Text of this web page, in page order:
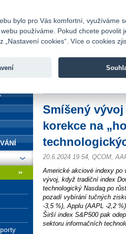
Fio
Smíšený vývoj
korekce na
20.6.2024 19:54, QCOM,
Americké akciové indexy
vývoj, když tradiční index
technologický Nasdaq po
pozadí vybírání tučných
-3,5 %), Applu (AAPL -2,2
Širší index S&P500 pak
sektoru informačních
bylo pro Vás komfortní, využíváme
používáme. Pokud chcete
„Nastavení cookies“. Více o cookies